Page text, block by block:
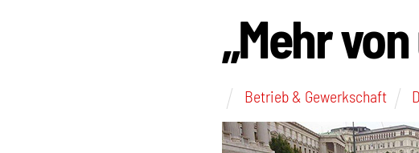
„Mehr
Betrieb & Gewerkschaft